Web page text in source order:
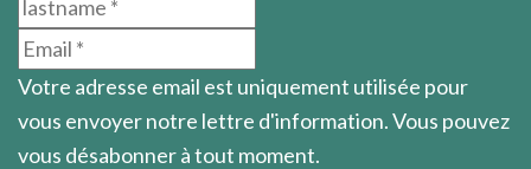
Votre adresse email est uniquement utilisée pour
vous envoyer notre lettre d'information. Vous pouvez
vous désabonner à tout moment.